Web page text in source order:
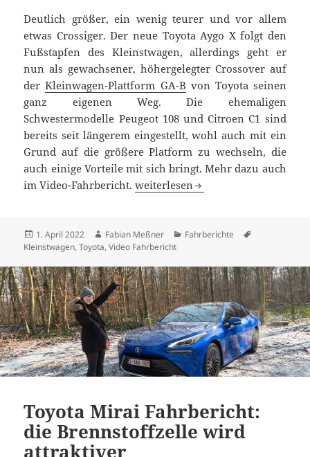
Deutlich größer, ein wenig teurer und vor allem
etwas Crossiger. Der neue Toyota Aygo X folgt den
Fußstapfen des Kleinstwagen, allerdings geht er
nun als gewachsener, höhergelegter Crossover auf
derKleinwagen-Plattform GA-B von Toyota seinen
ganz eigenen Weg. Die ehemaligen
Schwestermodelle Peugeot 108 und Citroen C1 sind
bereits seit längerem eingestellt, wohl auch mit ein
Grund auf die größere Platform zu wechseln, die
auch einige Vorteile mit sich bringt. Mehr dazu auch
im Video-Fahrbericht.Toyota Aygo X Test: Schaltgetriebe
weiterlesen
Veröffentlicht
am
1. April 2022 Autor
Fabian Meßner Kategorien
Fahrberichte
Kleinstwagen,Toyota,Video Fahrbericht
Toyota Mirai Fahrbericht:
die Brennstoffzelle wird
attraktiver